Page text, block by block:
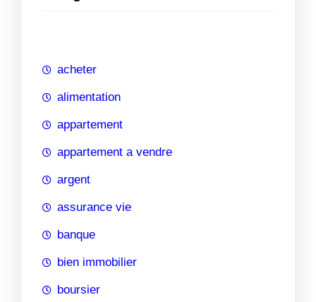
h
acheter
alimentation
appartement
appartement a vendre
argent
assurance vie
banque
bien immobilier
boursier